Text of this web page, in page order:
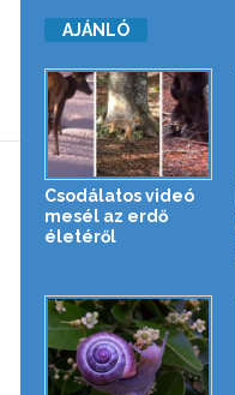
AJÁNLÓ
Csodálatos videó
mesél az erdő
életéről